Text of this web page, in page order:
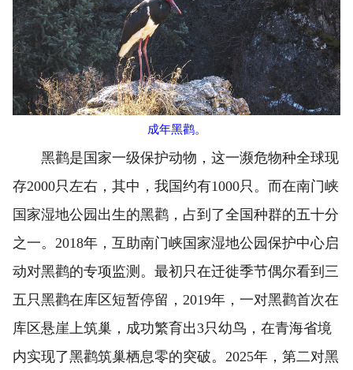
成年黑鹳。
黑鹳是国家一级保护动物，这一濒危物种全球现
存2000只左右，其中，我国约有1000只。而在南门峡
国家湿地公园出生的黑鹳，占到了全国种群的五十分
之一。2018年，互助南门峡国家湿地公园保护中心启
动对黑鹳的专项监测。最初只在迁徙季节偶尔看到三
五只黑鹳在库区短暂停留，2019年，一对黑鹳首次在
库区悬崖上筑巢，成功繁育出3只幼鸟，在青海省境
内实现了黑鹳筑巢栖息零的突破。2025年，第二对黑